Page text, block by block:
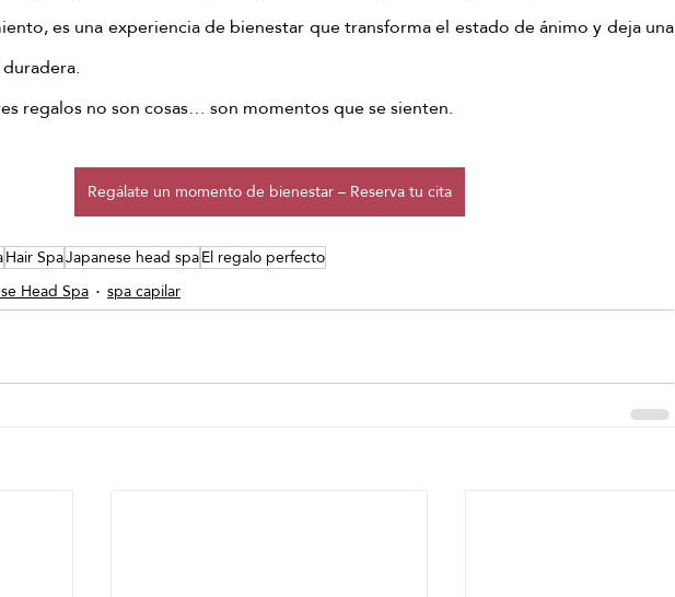
es una experiencia de bienestar que transforma el estado de ánimo y deja una
regalos no son cosas… son momentos que se sienten.
Regálate un momento de bienestar – Reserva tu cita
Hair SpaJapanese head spaEl regalo perfecto
Head Spa spa capilar